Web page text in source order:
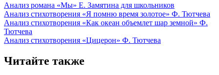
Анализ романа «Мы» Е. Замятина для школьников
Анализ стихотворения «Я помню время золотое» Ф. Тютчева
Анализ стихотворения «Как океан объемлет шар земной» Ф.
Тютчева
Анализ стихотворения «Цицерон» Ф. Тютчева
Читайте также